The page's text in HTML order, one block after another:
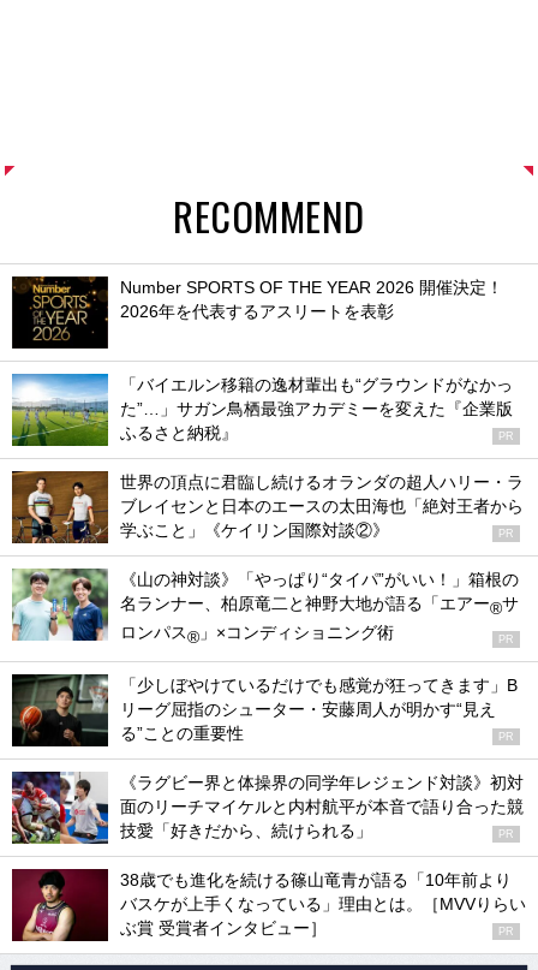
RECOMMEND
Number SPORTS OF THE YEAR 2026 開催決定！
2026年を代表するアスリートを表彰
「バイエルン移籍の逸材輩出も“グラウンドがなかっ
た”…」サガン鳥栖最強アカデミーを変えた『企業版
ふるさと納税』
PR
世界の頂点に君臨し続けるオランダの超人ハリー・ラ
ブレイセンと日本のエースの太田海也「絶対王者から
学ぶこと」《ケイリン国際対談②》
PR
《山の神対談》「やっぱり“タイパ”がいい！」箱根の
名ランナー、柏原竜二と神野大地が語る「エアー®サ
ロンパス® 」×コンディショニング術 PR
「少しぼやけているだけでも感覚が狂ってきます」B
リーグ屈指のシューター・安藤周人が明かす“見え
る”ことの重要性
PR
《ラグビー界と体操界の同学年レジェンド対談》初対
面のリーチマイケルと内村航平が本音で語り合った競
技愛「好きだから、続けられる」
PR
38歳でも進化を続ける篠山竜青が語る「10年前より
バスケが上手くなっている」理由とは。［MVVりらい
ぶ賞 受賞者インタビュー］
PR